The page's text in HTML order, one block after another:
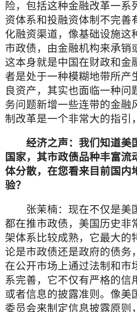
险，包括这种金融改革一
资体系和投融资体制不完善
化融资渠道，像基础设施这
市政债，由金融机构来承销
这本身就是中国在财政和金
者是处于一种模糊地带所产
良资产，其实也面临一种
务问题新增一些连带的金融
制改革是一个非常大的指引
经济之声：我们知道美
国家，其市政债品种丰富
体分散，在您看来目前国内
验？
张茉楠：现在不仅是美
都在推市政债，美国历史非
架体系比较成熟，它最大的
论是市政债还是政府的债务
在公开市场上通过法制和市
系完善，它不仅有严格的信
或者信息的披露准则。像美
委员会来制定信息披露原则